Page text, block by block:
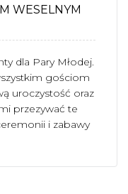
WESELNYM
dla Pary Młodej.
gościom
uroczystość oraz
przezywać te
i zabawy